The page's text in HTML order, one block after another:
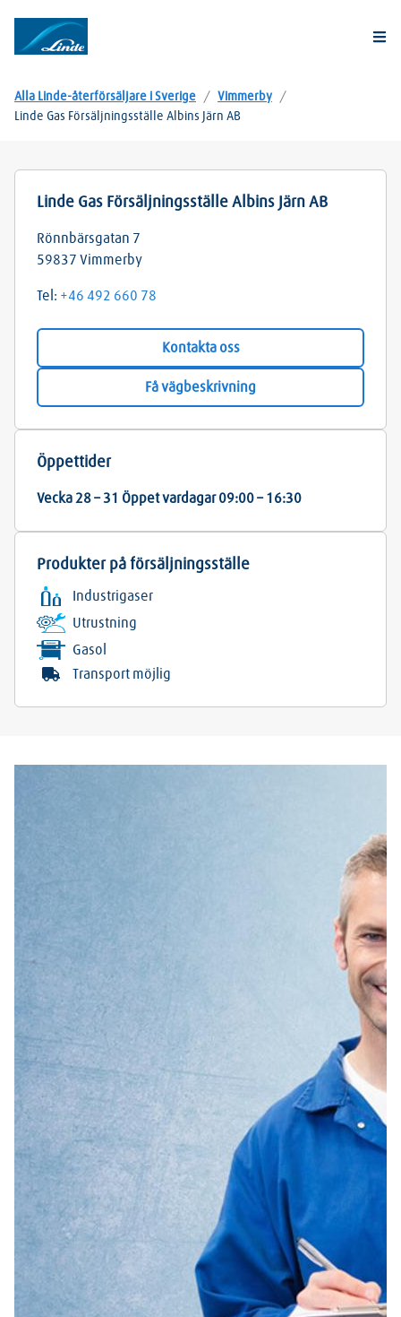
Alla Linde-återförsäljare i Sverige / Vimmerby
/
Linde Gas Försäljningsställe Albins Järn AB
Linde Gas Försäljningsställe Albins Järn AB
Rönnbärsgatan 7
59837 Vimmerby
Tel: +46 492 660 78
Kontakta oss
Få vägbeskrivning
Öppettider
Vecka 28 – 31 Öppet vardagar 09:00 – 16:30
Produkter på försäljningsställe
Industrigaser
Utrustning
Gasol
Transport möjlig